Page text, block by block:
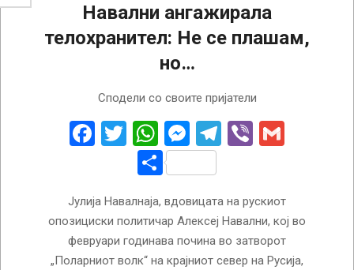
Навални ангажирала
телохранител: Не се плашам,
но…
Сподели со своите пријатели
Facebook
Twitter
WhatsApp
Messenger
Telegram
Viber
Share
Јулија Навалнаја, вдовицата на рускиот
опозициски политичар Алексеј Навални, кој во
февруари годинава почина во затворот
„Поларниот волк“ на крајниот север на Русија,